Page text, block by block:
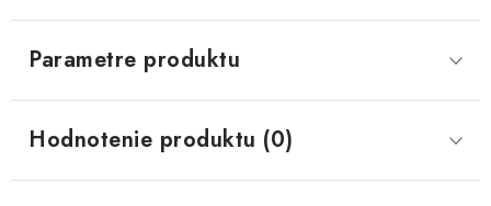
Parametre produktu
Hodnotenie produktu (0)